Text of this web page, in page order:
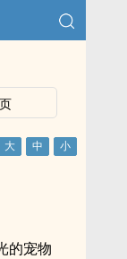
的宠物